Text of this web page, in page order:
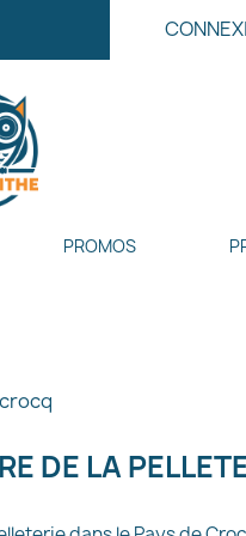
PROMOS
DE LA